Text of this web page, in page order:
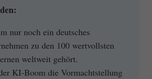
nur noch ein deutsches
zu den 100 wertvollsten
weltweit gehört.
KI-Boom die Vormachtstellung